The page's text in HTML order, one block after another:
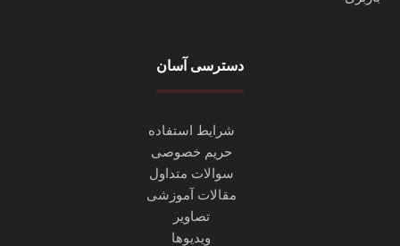
دسترسی آسان
شرایط استفاده
حریم خصوصی
سوالات متداول
مقالات آموزشی
تصاویر
ویدیوها